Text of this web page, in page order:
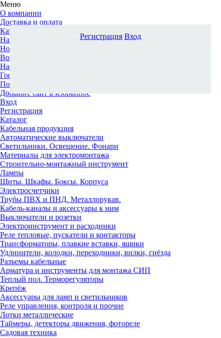
Меню
О компании
Доставка и оплата
Каталог
Наши офисы
Новости и новинки
Вопрос-ответ
Наша команда
Гос. заказчикам
Поставщикам
Добавьте сайт в избранное
Вход
Регистрация
Каталог
Кабельная продукция
Автоматические выключатели
Светильники. Освещение. Фонари
Материалы для электромонтажа
Строительно-монтажный инструмент
Лампы
Щиты. Шкафы. Боксы. Корпуса
Электросчетчики
Трубы ПВХ и ПНД. Металлорукав.
Кабель-каналы и аксессуары к ним
Выключатели и розетки
Электроинструмент и расходники
Реле тепловые, пускатели и контакторы
Трансформаторы, плавкие вставки, ящики
Удлинители, колодки, переходники, вилки, гнёзда
Разъемы кабельные
Арматура и инструменты для монтажа СИП
Теплый пол. Терморегуляторы
Крепёж
Аксессуары для ламп и светильников
Реле управления, контроля и прочие
Лотки металлические
Таймеры, детекторы движения, фотореле
Садовая техника
Регистрация Вход